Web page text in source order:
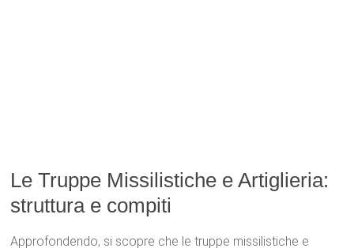
Le Truppe Missilistiche e Artiglieria:
struttura e compiti
Approfondendo, si scopre che le truppe missilistiche e